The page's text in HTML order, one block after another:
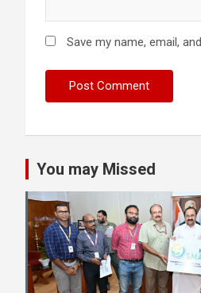
Save my name, email,
You may Missed